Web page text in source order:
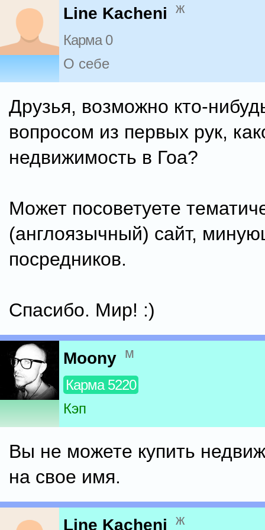
Line Kacheni ж
Карма 0
О себе
Друзья, возможно кто-
вопросом из первых рук,
недвижимость в Гоа?
Может посоветуете
(англоязычный) сайт,
посредников.
Спасибо. Мир! :)
Moony м
Карма 5220
Кэп
Вы не можете купить
на свое имя.
Line Kacheni ж